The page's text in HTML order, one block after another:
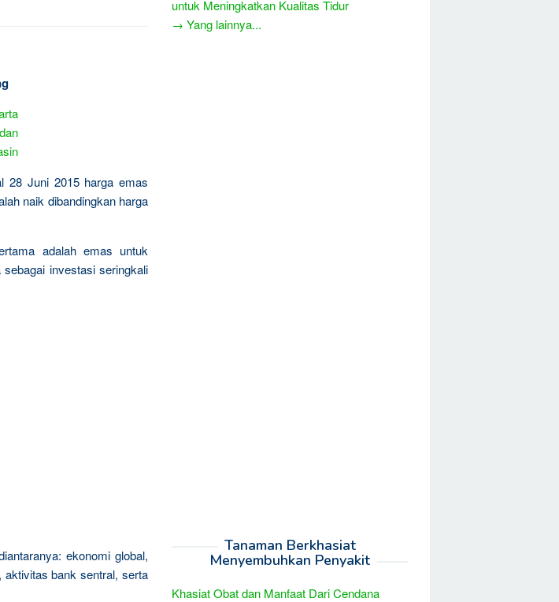
28 Juni 2015 harga emas
naik dibandingkan harga
adalah emas untuk
investasi seringkali
ekonomi global,
bank sentral, serta
untuk Meningkatkan Kualitas Tidur
→ Yang lainnya...
Tanaman Berkhasiat
Menyembuhkan Penyakit
Khasiat Obat dan Manfaat Dari Cendana